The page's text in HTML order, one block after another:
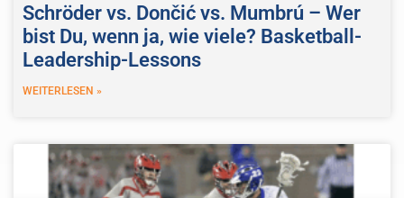
Schröder vs. Dončić vs. Mumbrú – Wer
bist Du, wenn ja, wie viele? Basketball-
Leadership-Lessons
WEITERLESEN »